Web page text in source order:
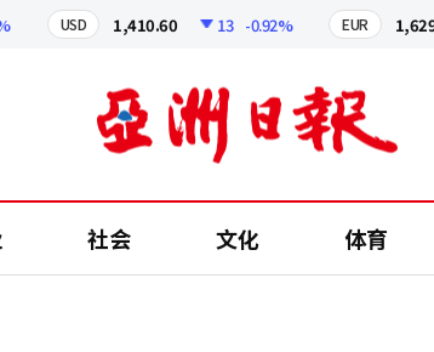
USD 1,410.60 13 -0.92% EUR 1,629.60
社会 文化 体育